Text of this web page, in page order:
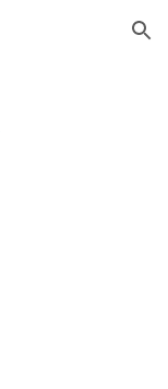
Skip to navigation